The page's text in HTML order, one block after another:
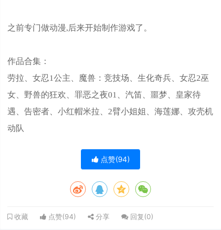
之前专门做动漫,后来开始制作游戏了。
作品合集：
劳拉、女忍1公主、魔兽：竞技场、生化奇兵、女忍2巫
女、野兽的狂欢、罪恶之夜01、汽笛、噩梦、皇家待
遇、告密者、小红帽米拉、2臂小姐姐、海莲娜、攻壳机
动队
点赞(94)
收藏 点赞(94) 分享 回复(0)